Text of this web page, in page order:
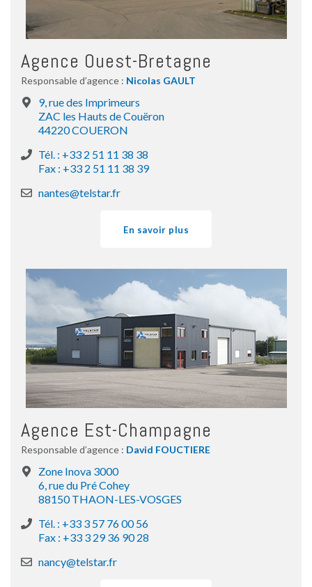
Agence Ouest-Bretagne
Responsable d’agence : Nicolas GAULT
9, rue des Imprimeurs
ZAC les Hauts de Couëron
44220 COUERON
Tél. : +33 2 51 11 38 38
Fax : +33 2 51 11 38 39
nantes@telstar.fr
En savoir plus
Agence Est-Champagne
Responsable d’agence : David FOUCTIERE
Zone Inova 3000
6, rue du Pré Cohey
88150 THAON-LES-VOSGES
Tél. : +33 3 57 76 00 56
Fax : +33 3 29 36 90 28
nancy@telstar.fr